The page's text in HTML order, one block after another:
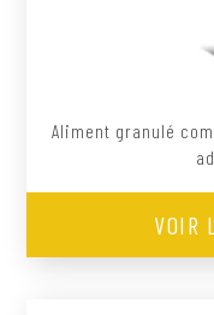
Aliment granulé
VOIR